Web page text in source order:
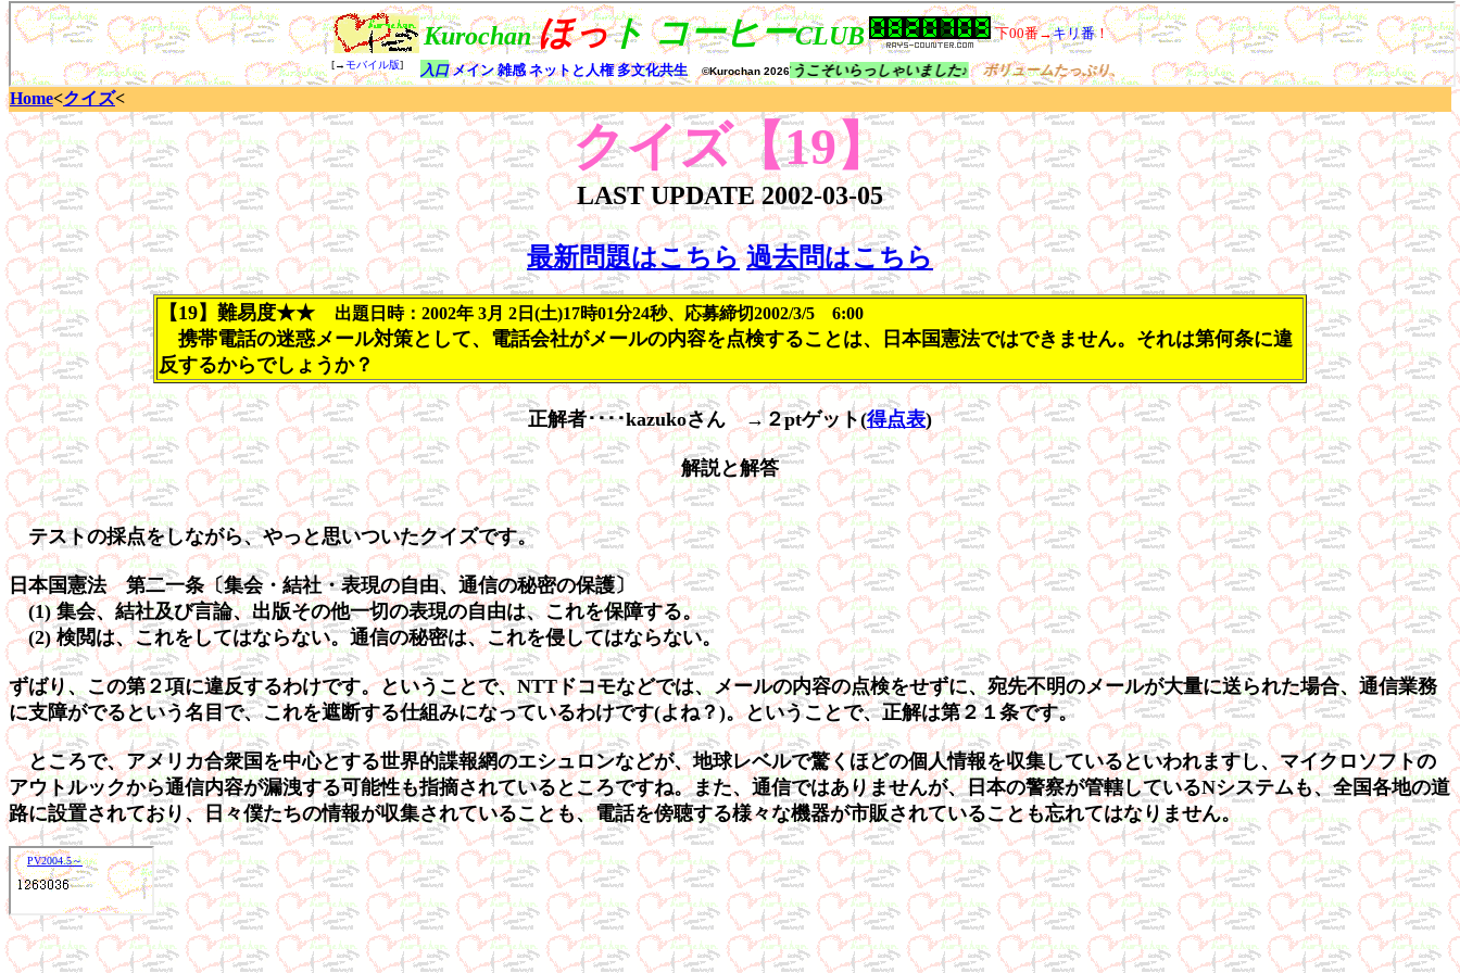
Home<クイズ<
クイズ【19】
LAST UPDATE2002-03-05
最新問題はこちら 過去問はこちら
【19】難易度★★ 出題日時：2002年 3月 2日(土)17時01分24秒、応募締切2002/3/5 6:00
携帯電話の迷惑メール対策として、電話会社がメールの内容を点検することは、日本国憲法ではできません。それは第何条に違
反するからでしょうか？
正解者････kazukoさん →２ptゲット(得点表)
解説と解答
テストの採点をしながら、やっと思いついたクイズです。
日本国憲法 第二一条〔集会・結社・表現の自由、通信の秘密の保護〕
(1) 集会、結社及び言論、出版その他一切の表現の自由は、これを保障する。
(2) 検閲は、これをしてはならない。通信の秘密は、これを侵してはならない。
ずばり、この第２項に違反するわけです。ということで、NTTドコモなどでは、メールの内容の点検をせずに、宛先不明のメールが大量に送られた場合、通信業務
に支障がでるという名目で、これを遮断する仕組みになっているわけです(よね？)。ということで、正解は第２１条です。
ところで、アメリカ合衆国を中心とする世界的諜報網のエシュロンなどが、地球レベルで驚くほどの個人情報を収集しているといわれますし、マイクロソフトの
アウトルックから通信内容が漏洩する可能性も指摘されているところですね。また、通信ではありませんが、日本の警察が管轄しているNシステムも、全国各地の道
路に設置されており、日々僕たちの情報が収集されていることも、電話を傍聴する様々な機器が市販されていることも忘れてはなりません。